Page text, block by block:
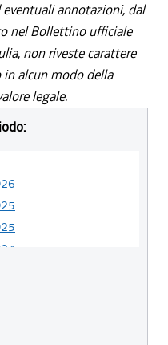
annotazioni, dal
nel Bollettino ufficiale
non riveste carattere
alcun modo della
legale.